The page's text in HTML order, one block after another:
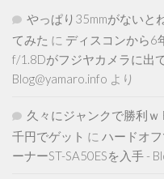
やっぱり35mmがないと
てみた に ディスコンから6
f/1.8Dがフジヤカメラに出
Blog@yamaro.info より
久々にジャンクで勝利
千円でゲット に ハードオフ
ーナーST-SA50ESを入手 -